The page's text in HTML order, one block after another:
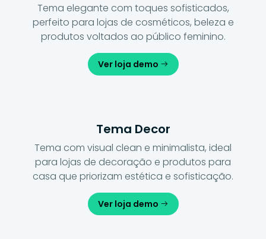
Tema elegante com toques sofisticados,
perfeito para lojas de cosméticos, beleza e
produtos voltados ao público feminino.
Ver loja demo
Tema Decor
Tema com visual clean e minimalista, ideal
para lojas de decoração e produtos para
casa que priorizam estética e sofisticação.
Ver loja demo